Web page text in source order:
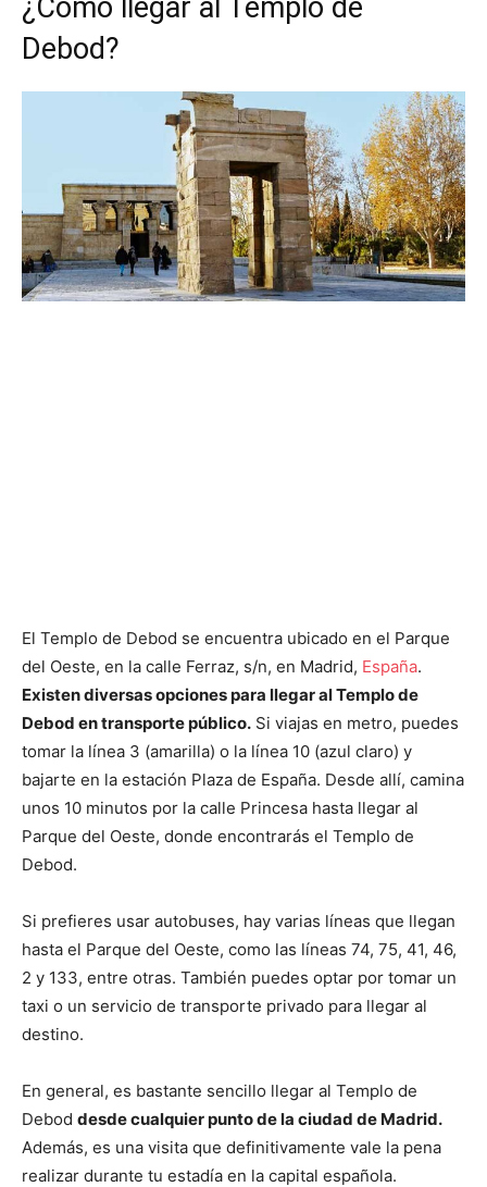
¿Cómo llegar al Templo de
Debod?
El Templo de Debod se encuentra ubicado en el Parque
del Oeste, en la calle Ferraz, s/n, en Madrid, España.
Existen diversas opciones para llegar al Templo de
Debod en transporte público. Si viajas en metro, puedes
tomar la línea 3 (amarilla) o la línea 10 (azul claro) y
bajarte en la estación Plaza de España. Desde allí, camina
unos 10 minutos por la calle Princesa hasta llegar al
Parque del Oeste, donde encontrarás el Templo de
Debod.
Si prefieres usar autobuses, hay varias líneas que llegan
hasta el Parque del Oeste, como las líneas 74, 75, 41, 46,
2 y 133, entre otras. También puedes optar por tomar un
taxi o un servicio de transporte privado para llegar al
destino.
En general, es bastante sencillo llegar al Templo de
Debod desde cualquier punto de la ciudad de Madrid.
Además, es una visita que definitivamente vale la pena
realizar durante tu estadía en la capital española.